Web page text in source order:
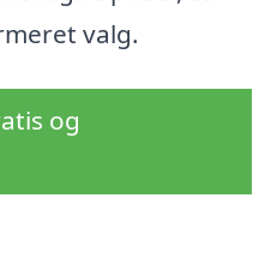
valg.
og